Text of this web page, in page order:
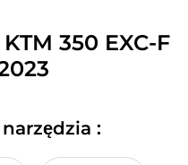
I NARZĘDZIA
350 EXC-F
: